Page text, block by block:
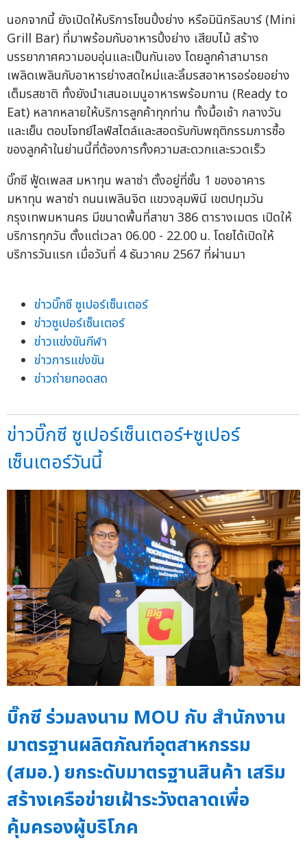
นอกจากนี้ ยังเปิดให้บริการโซนปิ้งย่าง หรือมินิกริลบาร์ (Mini
Grill Bar) ที่มาพร้อมกับอาหารปิ้งย่าง เสียบไม้ สร้าง
บรรยากาศความอบอุ่นและเป็นกันเอง โดยลูกค้าสามารถ
เพลิดเพลินกับอาหารย่างสดใหม่และลิ้มรสอาหารอร่อยอย่าง
เต็มรสชาติ ทั้งยังนำเสนอเมนูอาหารพร้อมทาน (Ready to
Eat) หลากหลายให้บริการลูกค้าทุกท่าน ทั้งมื้อเช้า กลางวัน
และเย็น ตอบโจทย์ไลฟ์สไตล์และสอดรับกับพฤติกรรมการซื้อ
ของลูกค้าในย่านนี้ที่ต้องการทั้งความสะดวกและรวดเร็ว
บิ๊กซี ฟู้ดเพลส มหาทุน พลาซ่า ตั้งอยู่ที่ชั้น 1 ของอาคาร
มหาทุน พลาซ่า ถนนเพลินจิต แขวงลุมพินี เขตปทุมวัน
กรุงเทพมหานคร มีขนาดพื้นที่สาขา 386 ตารางเมตร เปิดให้
บริการทุกวัน ตั้งแต่เวลา 06.00 - 22.00 น. โดยได้เปิดให้
บริการวันแรก เมื่อวันที่ 4 ธันวาคม 2567 ที่ผ่านมา
ข่าวบิ๊กซี ซูเปอร์เซ็นเตอร์
ข่าวซูเปอร์เซ็นเตอร์
ข่าวแข่งขันกีฬา
ข่าวการแข่งขัน
ข่าวถ่ายทอดสด
ข่าวบิ๊กซี ซูเปอร์เซ็นเตอร์+ซูเปอร์
เซ็นเตอร์วันนี้
บิ๊กซี ร่วมลงนาม MOU กับ สำนักงาน
มาตรฐานผลิตภัณฑ์อุตสาหกรรม
(สมอ.) ยกระดับมาตรฐานสินค้า เสริม
สร้างเครือข่ายเฝ้าระวังตลาดเพื่อ
คุ้มครองผู้บริโภค